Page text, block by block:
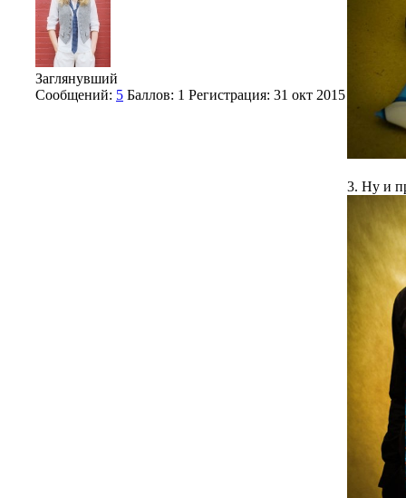
Заглянувший
Сообщений: 5 Баллов: 1 Регистрация: 31 окт 2015
3. Ну и